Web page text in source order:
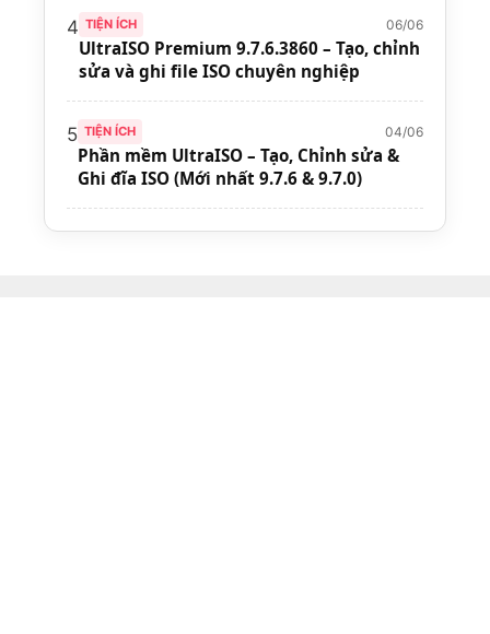
4 TIỆN ÍCH 06/06
UltraISO Premium 9.7.6.3860 – Tạo, chỉnh
sửa và ghi file ISO chuyên nghiệp
5 TIỆN ÍCH 04/06
Phần mềm UltraISO – Tạo, Chỉnh sửa &
Ghi đĩa ISO (Mới nhất 9.7.6 & 9.7.0)